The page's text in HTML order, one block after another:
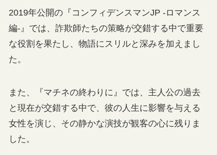
2019年公開の『コンフィデンスマンJP -ロマンス
編-』では、詐欺師たちの策略が交錯する中で重要
な役割を果たし、物語にスリルと深みを加えまし
た。
また、『マチネの終わりに』では、主人公の過去
と現在が交錯する中で、彼の人生に影響を与える
女性を演じ、その静かな演技が観客の心に残りま
した。